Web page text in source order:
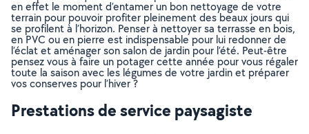
en effet le moment d’entamer un bon nettoyage de votre
terrain pour pouvoir profiter pleinement des beaux jours qui
se profilent à l’horizon. Penser à nettoyer sa terrasse en bois,
en PVC ou en pierre est indispensable pour lui redonner de
l’éclat et aménager son salon de jardin pour l’été. Peut-être
pensez vous à faire un potager cette année pour vous régaler
toute la saison avec les légumes de votre jardin et préparer
vos conserves pour l’hiver ?
Prestations de service paysagiste